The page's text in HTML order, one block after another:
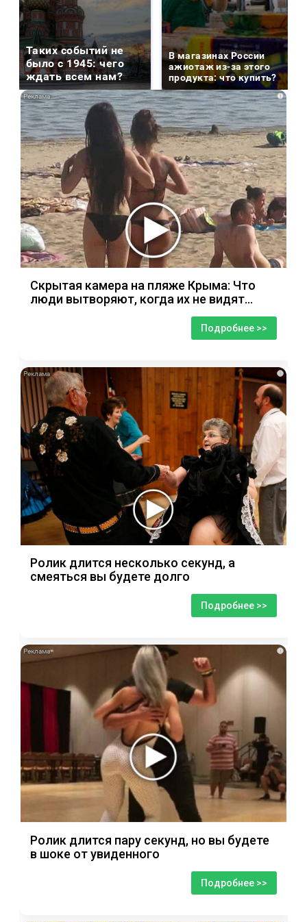
Таких событий не
было с 1945: чего
ждать всем нам?
В магазинах России
ажиотаж из-за этого
продукта: что купить?
i
Скрытая камера на пляже Крыма: Что
люди вытворяют, когда их не видят...
Подробнее >>
i
Ролик длится несколько секунд, а
смеяться вы будете долго
Подробнее >>
i
Ролик длится пару секунд, но вы будете
в шоке от увиденного
Подробнее >>